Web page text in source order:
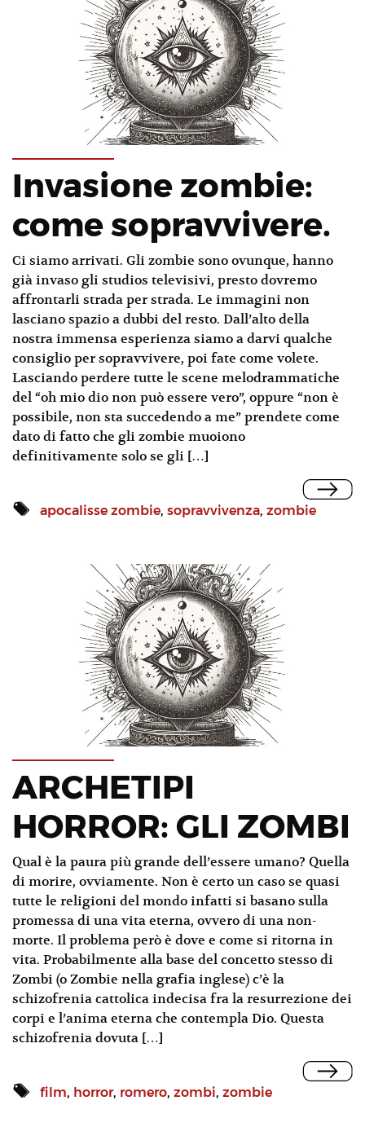
Invasione zombie:
come sopravvivere.
Ci siamo arrivati. Gli zombie sono ovunque, hanno
già invaso gli studios televisivi, presto dovremo
affrontarli strada per strada. Le immagini non
lasciano spazio a dubbi del resto. Dall’alto della
nostra immensa esperienza siamo a darvi qualche
consiglio per sopravvivere, poi fate come volete.
Lasciando perdere tutte le scene melodrammatiche
del “oh mio dio non può essere vero”, oppure “non è
possibile, non sta succedendo a me” prendete come
dato di fatto che gli zombie muoiono
definitivamente solo se gli […]
apocalisse zombie, sopravvivenza, zombie
ARCHETIPI
HORROR: GLI ZOMBI
Qual è la paura più grande dell’essere umano? Quella
di morire, ovviamente. Non è certo un caso se quasi
tutte le religioni del mondo infatti si basano sulla
promessa di una vita eterna, ovvero di una non-
morte. Il problema però è dove e come si ritorna in
vita. Probabilmente alla base del concetto stesso di
Zombi (o Zombie nella grafia inglese) c’è la
schizofrenia cattolica indecisa fra la resurrezione dei
corpi e l’anima eterna che contempla Dio. Questa
schizofrenia dovuta […]
film, horror, romero, zombi, zombie